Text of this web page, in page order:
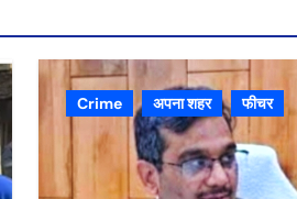
Crime अपना शहर फीचर